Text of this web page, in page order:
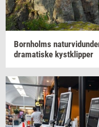
Born­holms
dra­ma­ti­ske kyst­klip­per